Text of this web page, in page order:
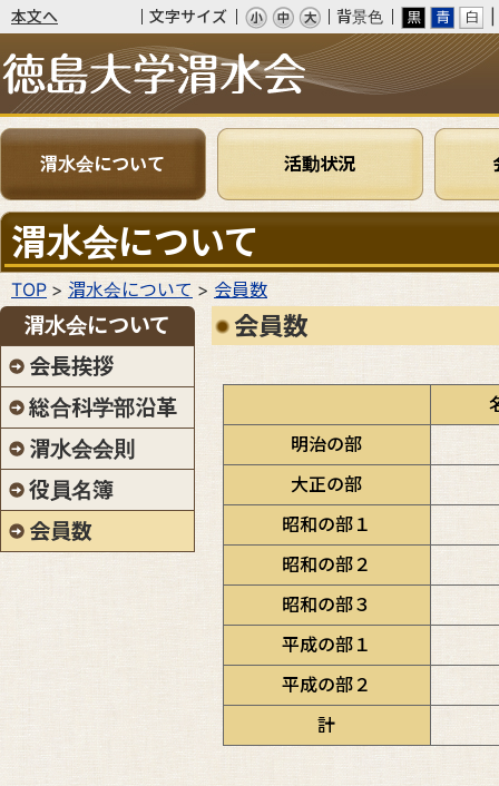
本文へ 文字サイズ 背景色
渭水会
渭水会について 活動状況
渭水会について
TOP 渭水会について 会員数
会員数
明治の部
大正の部
昭和の部１
昭和の部２
昭和の部３
平成の部１
平成の部２
計
渭水会について
会長挨拶
総合科学部沿革
渭水会会則
役員名簿
会員数